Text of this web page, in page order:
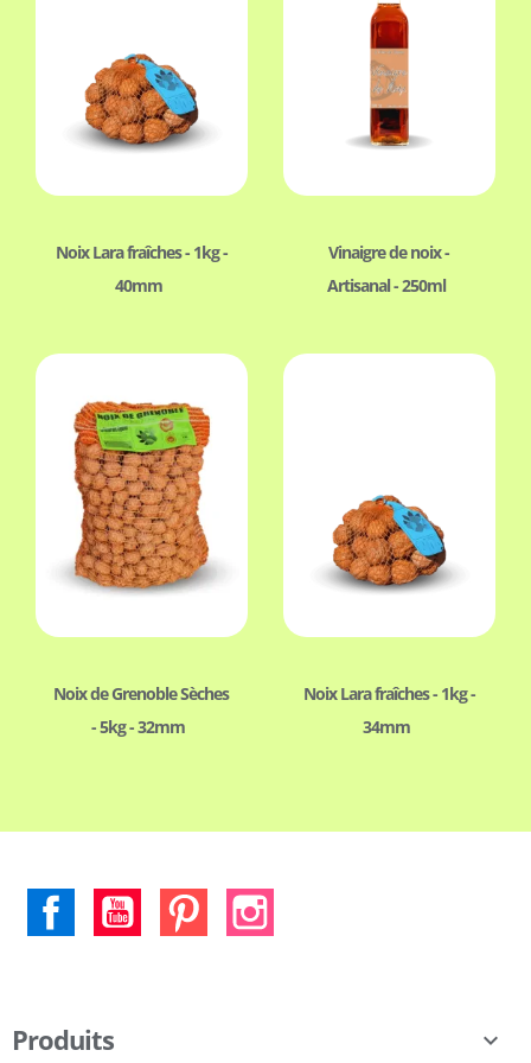
Noix Lara fraîches - 1kg -
40mm
Vinaigre de noix -
Artisanal - 250ml
Noix de Grenoble Sèches
- 5kg - 32mm
Noix Lara fraîches - 1kg -
34mm
FacebookYouTubePinterest
Produits 